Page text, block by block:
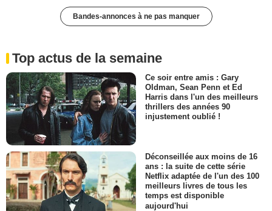
Bandes-annonces à ne pas manquer
Top actus de la semaine
Ce soir entre amis : Gary
Oldman, Sean Penn et Ed
Harris dans l'un des meilleurs
thrillers des années 90
injustement oublié !
Déconseillée aux moins de 16
ans : la suite de cette série
Netflix adaptée de l'un des 100
meilleurs livres de tous les
temps est disponible
aujourd'hui